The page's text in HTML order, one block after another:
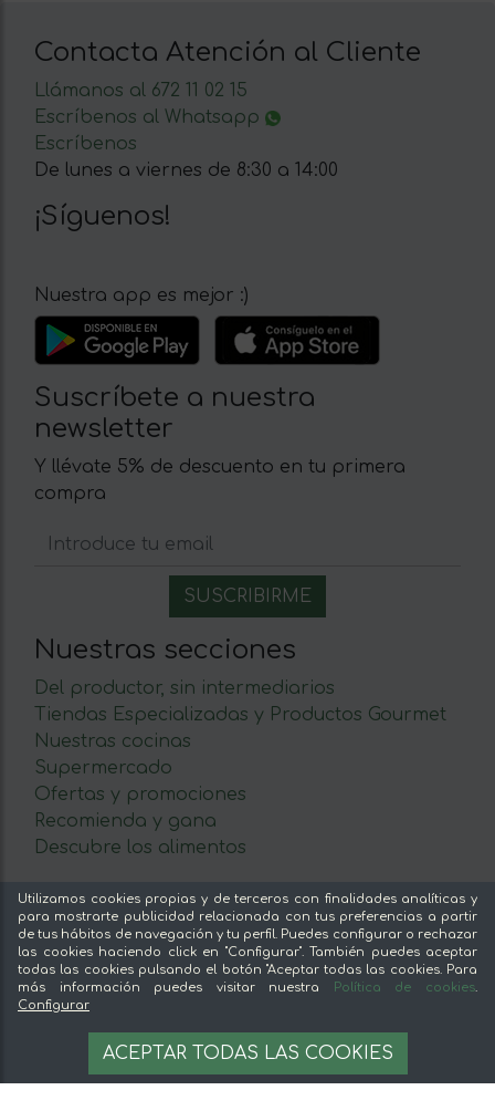
OPCIONES
Contacta Atención al Cliente
Llámanos al 672 11 02 15
Escríbenos al Whatsapp
Escríbenos
De lunes a viernes de 8:30 a 14:00
¡Síguenos!
Nuestra app es mejor :)
Suscríbete a nuestra
newsletter
Y llévate 5% de descuento en tu primera
compra
Nuestras secciones
Del productor, sin intermediarios
Tiendas Especializadas y Productos Gourmet
Nuestras cocinas
Supermercado
Ofertas y promociones
Recomienda y gana
Descubre los alimentos
Sobre mentta
Ventajas de comprar comida online en mentta
Conoce mentta
Blog de mentta
Vende en mentta
Fidelización
Preguntas frecuentes
Utilizamos cookies propias y de terceros con finalidades analíticas y
para mostrarte publicidad relacionada con tus preferencias a partir
de tus hábitos de navegación y tu perfil. Puedes configurar o rechazar
las cookies haciendo click en "Configurar". También puedes aceptar
todas las cookies pulsando el botón "Aceptar todas las cookies. Para
más información puedes visitar nuestra
Política de cookies.
Configurar
ACEPTAR TODAS LAS COOKIES